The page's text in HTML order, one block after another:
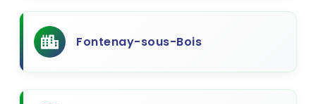
Fontenay-sous-Bois